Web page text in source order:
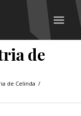
de
de Celinda /